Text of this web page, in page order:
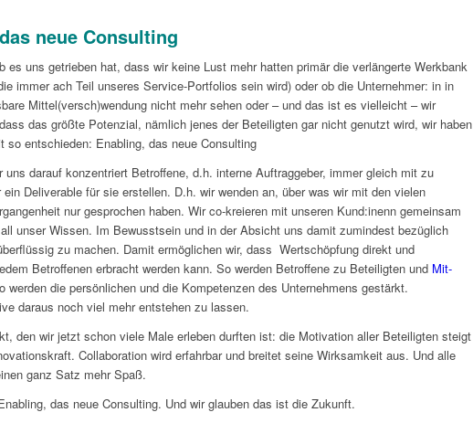
neue Consulting
es uns getrieben hat, dass wir keine Lust mehr hatten primär die verlängerte Werkbank
immer ach Teil unseres Service-Portfolios sein wird) oder ob die Unternehmer: in in
Mittel(versch)wendung nicht mehr sehen oder – und das ist es vielleicht – wir
das größte Potenzial, nämlich jenes der Beteiligten gar nicht genutzt wird, wir haben
so entschieden: Enabling, das neue Consulting
uns darauf konzentriert Betroffene, d.h. interne Auftraggeber, immer gleich mit zu
Deliverable für sie erstellen. D.h. wir wenden an, über was wir mit den vielen
nur gesprochen haben. Wir co-kreieren mit unseren Kund:inenn gemeinsam
unser Wissen. Im Bewusstsein und in der Absicht uns damit zumindest bezüglich
zu machen. Damit ermöglichen wir, dass Wertschöpfung direkt und
Betroffenen erbracht werden kann. So werden Betroffene zu Beteiligten und Mit-
werden die persönlichen und die Kompetenzen des Unternehmens gestärkt.
daraus noch viel mehr entstehen zu lassen.
den wir jetzt schon viele Male erleben durften ist: die Motivation aller Beteiligten steigt
Collaboration wird erfahrbar und breitet seine Wirksamkeit aus. Und alle
ganz Satz mehr Spaß.
das neue Consulting. Und wir glauben das ist die Zukunft.